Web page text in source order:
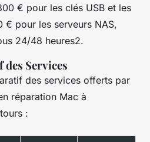
€ pour les clés USB et les
€ pour les serveurs NAS,
24/48 heures2.
Services
des services offerts par
réparation Mac à
: